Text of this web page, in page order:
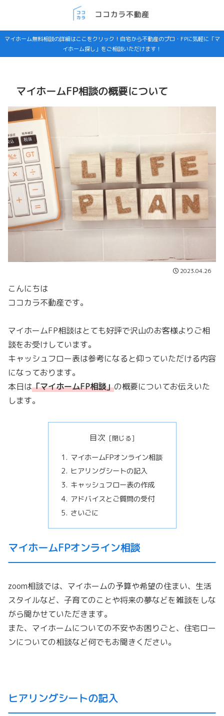
マイホーム無料相談の詳細はここをクリック！自宅から不動産のプロ・FPに気軽に「マ
イホーム探し」をご相談いただけます！
マイホームFP相談の概要について
2023.04.26
こんにちは
ココカラ不動産です。
マイホームFP相談はとても好評で沢山のお客様よりご相
談をお受けしています。
キャッシュフロー表は参考になると仰っていただける内容
になっております。
本日は「マイホームFP相談」の概要についてお伝えいた
します。
目次
マイホームFPオンライン相談
ヒアリングシートの記入
キャッシュフロー表の作成
アドバイスとご質問の受付
さいごに
マイホームFPオンライン相談
zoom相談では、マイホームの予算や希望の住まい、生活
スタイルなど、子育てのことや将来の夢などを雑談をしな
がら聞かせていただきます。
また、マイホームについての不安やお困りごと、住宅ロー
ンについての相談など何でもお聞きください。
ヒアリングシートの記入